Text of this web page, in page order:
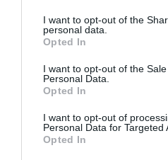
not limited to your visit or usage
grant or deny consent to
use your data for below
consent section.
I want to opt-out of the
personal data.
Opted In
I want to opt-out of the
Personal Data.
Opted In
I want to opt-out of
Personal Data for Targeted
Opted In
09/08/2026